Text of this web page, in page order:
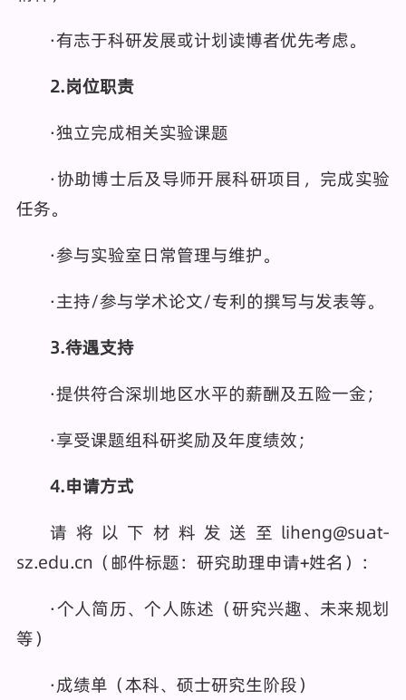
·有志于科研发展或计划读博者优先考虑。
2.岗位职责
·独立完成相关实验课题
·协助博士后及导师开展科研项目，完成实验
任务。
·参与实验室日常管理与维护。
·主持/参与学术论文/专利的撰写与发表等。
3.待遇支持
·提供符合深圳地区水平的薪酬及五险一金；
·享受课题组科研奖励及年度绩效；
4.申请方式
请将以下材料发送至liheng@suat-
sz.edu.cn（邮件标题：研究助理申请+姓名）：
·个人简历、个人陈述（研究兴趣、未来规划
等）
·成绩单（本科、硕士研究生阶段）